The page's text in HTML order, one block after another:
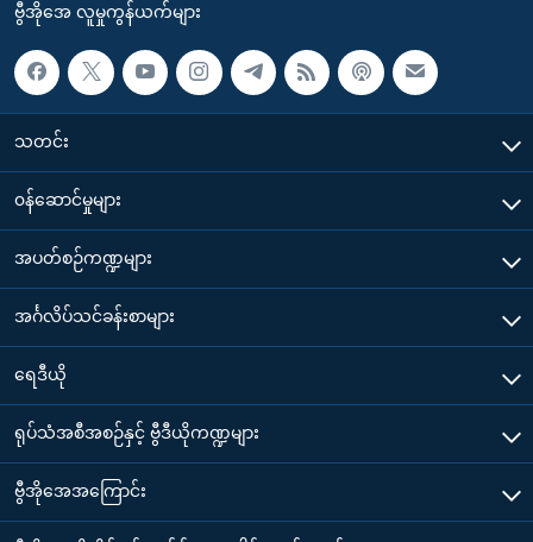
ဗွီအိုအေ လူမှုကွန်ယက်များ
သတင်း
၀န်ဆောင်မှုများ
အပတ်စဉ်ကဏ္ဍများ
အင်္ဂလိပ်သင်ခန်းစာများ
ရေဒီယို
ရုပ်သံအစီအစဉ်နှင့် ဗွီဒီယိုကဏ္ဍများ
ဗွီအိုအေအကြောင်း